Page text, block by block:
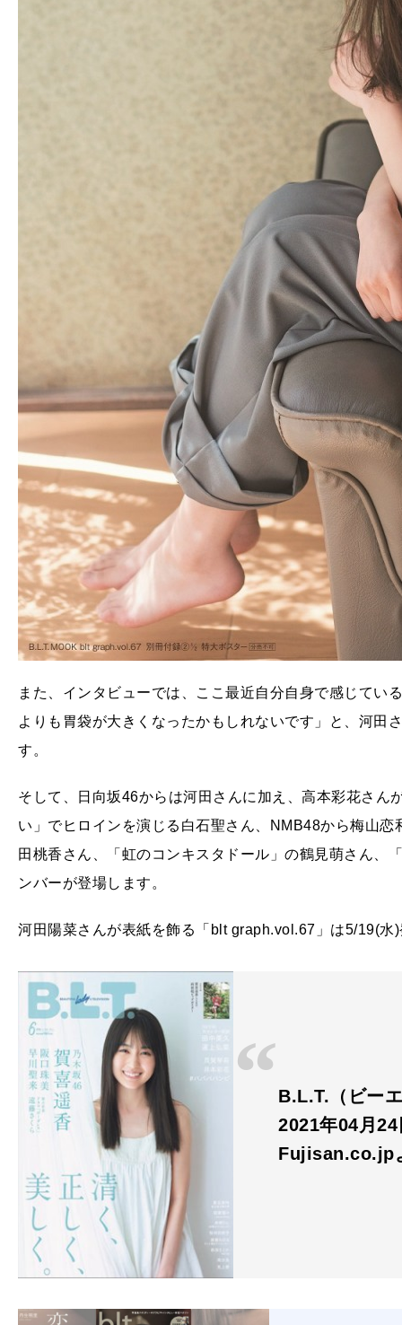
また、インタビューでは、ここ最近自分自身で感じて
よりも胃袋が大きくなったかもしれないです」と、河田
す。
そして、日向坂46からは河田さんに加え、高本彩花さん
い」でヒロインを演じる白石聖さん、NMB48から梅山
田桃香さん、「虹のコンキスタドール」の鶴見萌さん、
ンバーが登場します。
河田陽菜さんが表紙を飾る「blt graph.vol.67」は5/19(水
B.L.T.（ビー
2021年04月
Fujisan.co.jp